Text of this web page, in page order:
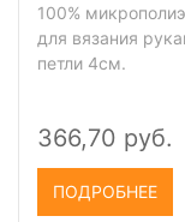
100%
для вязания
петли 4см.
366,70 руб.
ПОДРОБНЕЕ